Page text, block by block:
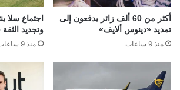
أكثر من 60 ألف زائر يدفعون إلى
تمديد «دينوس ألايف»
منذ 9 ساعات
اجتماع سلا
وتجديد الثقة
منذ 9 ساعات